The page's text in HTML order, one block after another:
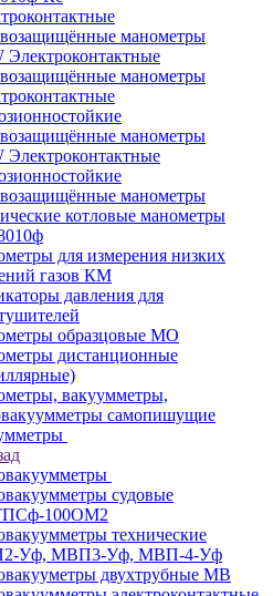
манометры
Электроконтактные
манометры
манометры
Электроконтактные
манометры
котловые манометры
для измерения низких
газов КМ
давления для
образцовые МО
дистанционные
вакуумметры,
самопишущие
судовые
100ОМ2
технические
Уф, МВП3-Уф, МВП-4-Уф
двухтрубные МВ